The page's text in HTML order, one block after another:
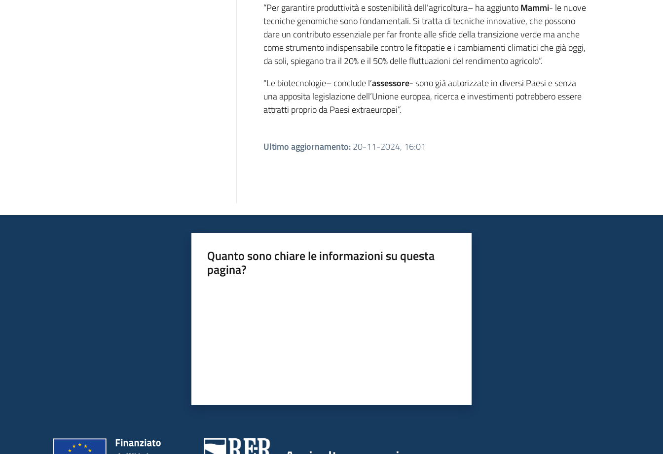
“Per garantire produttività e sostenibilità dell’agricoltura– ha aggiuntoMammi- le nuove
tecniche genomiche sono fondamentali. Si tratta di tecniche innovative, che possono
dare un contributo essenziale per far fronte alle sfide della transizione verde ma anche
come strumento indispensabile contro le fitopatie e i cambiamenti climatici che già oggi,
da soli, spiegano tra il 20% e il 50% delle fluttuazioni del rendimento agricolo”.
“Le biotecnologie– conclude l’assessore- sono già autorizzate in diversi Paesi e senza
una apposita legislazione dell’Unione europea, ricerca e investimenti potrebbero essere
attratti proprio da Paesi extraeuropei”.
Ultimo aggiornamento:20-11-2024, 16:01
Quanto sono chiare le informazioni su questa
pagina?